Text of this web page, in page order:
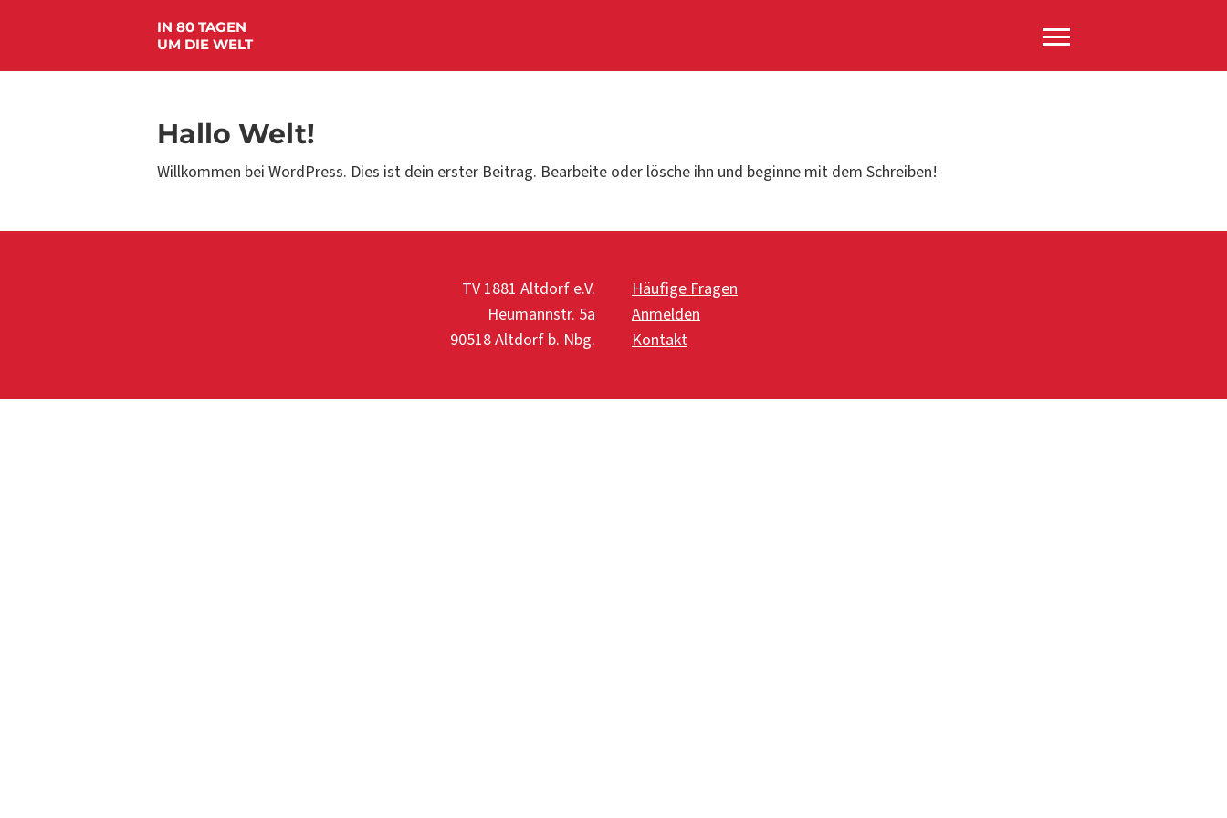
IN 80 TAGEN
UM DIE WELT
Hallo Welt!
Willkommen bei WordPress. Dies ist dein erster Beitrag. Bearbeite oder lösche ihn und beginne mit dem Schreiben!
TV 1881 Altdorf e.V.
Heumannstr. 5a
90518 Altdorf b. Nbg.
Häufige Fragen
Anmelden
Kontakt